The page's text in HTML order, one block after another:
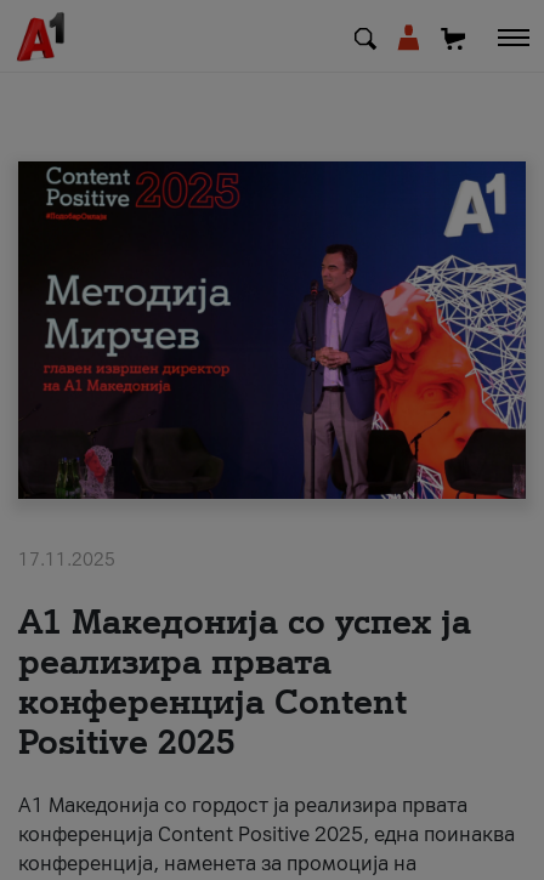
МК EN
Приватни Деловни
Поддршка
Надополни кредит
#ПодобарОнлајн
17.11.2025
А1 Македонија со успех ја
реализира првата
конференција Content
Positive 2025
А1 Македонија со гордост ја реализира првата
конференција Content Positive 2025, една поинаква
конференција, наменета за промоција на